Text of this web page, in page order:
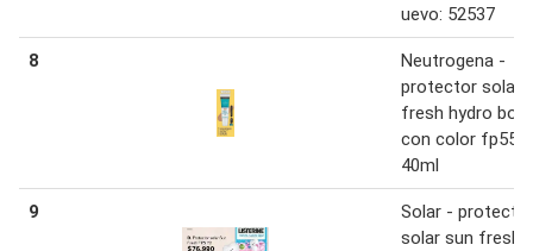
uevo: 52537
8
Neutrogena -
protector solar
fresh hydro
con color fp550
40ml
9
Solar - protector
solar sun fresh